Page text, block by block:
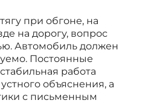
при обгоне, на
на дорогу, вопрос
Автомобиль должен
Постоянные
работа
объяснения, а
с письменным